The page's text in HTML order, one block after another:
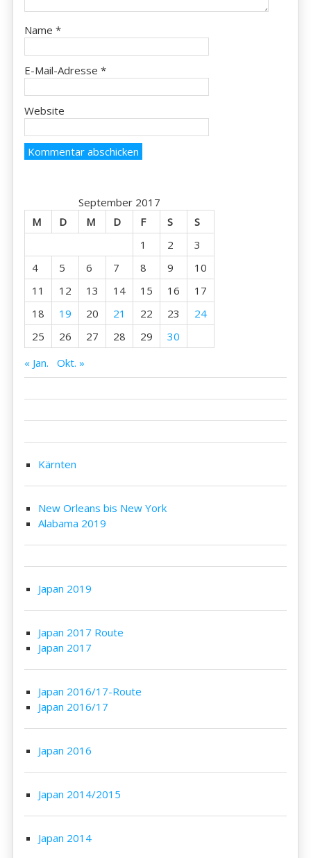
Name*
E-Mail-Adresse*
Website
September 2017
M
D M D F S
S
1
2
3
4
5 6 7 8 9
10
11
12 13 14 15 16
17
18
19 20 21 22 23
24
25
26 27 28 29
30
« Jan.
Okt. »
Kärnten
New Orleans bis New York
Alabama 2019
Japan 2019
Japan 2017 Route
Japan 2017
Japan 2016/17-Route
Japan 2016/17
Japan 2016
Japan 2014/2015
Japan 2014